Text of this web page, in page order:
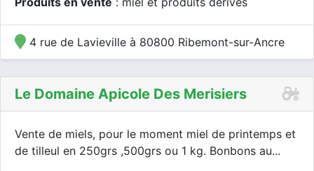
4 rue de Lavieville à 80800 Ribemont-sur-Ancre
Le Domaine Apicole Des Merisiers
Vente de miels, pour le moment miel de printemps et
de tilleul en 250grs ,500grs ou 1 kg. Bonbons au...